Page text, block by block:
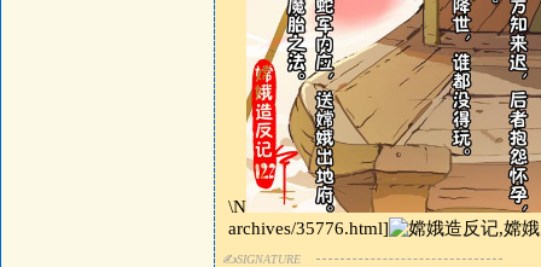
\N
archives/35776.html]
✍SIGNATURE